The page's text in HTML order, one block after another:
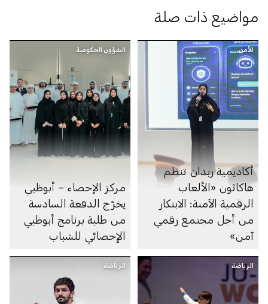
مواضيع ذات صلة
الأمن
أكاديمية ربدان تنظم
هاكاثون «الألعاب
الرقمية الآمنة: الابتكار
من أجل مجتمع رقمي
آمن»
الشؤون الحكومية
مركز الإحصاء – أبوظبي
يخرّج الدفعة السادسة
من طلبة برنامج أبوظبي
الإحصائي للشباب
الرياضة الرياضة